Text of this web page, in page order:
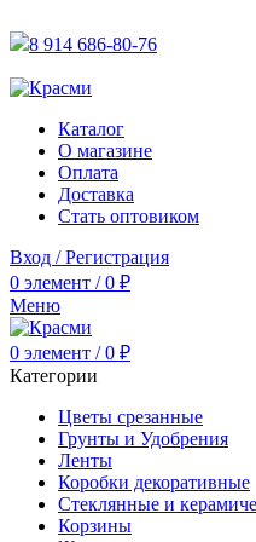
8 914 686-80-76
Каталог
О магазине
Оплата
Доставка
Стать оптовиком
Вход / Регистрация
0 элемент / 0 ₽
Меню
0 элемент / 0 ₽
Категории
Цветы срезанные
Грунты и Удобрения
Ленты
Коробки декоративные
Стеклянные и
Корзины